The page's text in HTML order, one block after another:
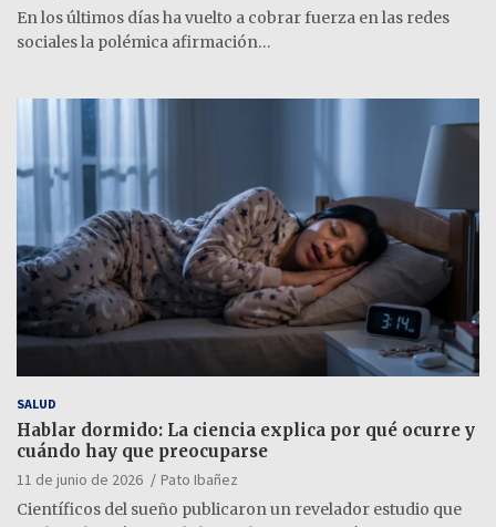
En los últimos días ha vuelto a cobrar fuerza en las redes
sociales la polémica afirmación…
SALUD
Hablar dormido: La ciencia explica por qué ocurre y
cuándo hay que preocuparse
11 de junio de 2026
Pato Ibañez
Científicos del sueño publicaron un revelador estudio que